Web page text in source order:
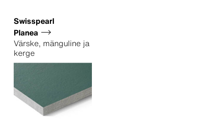
Swisspearl
Planea
Värske, mänguline ja
kerge